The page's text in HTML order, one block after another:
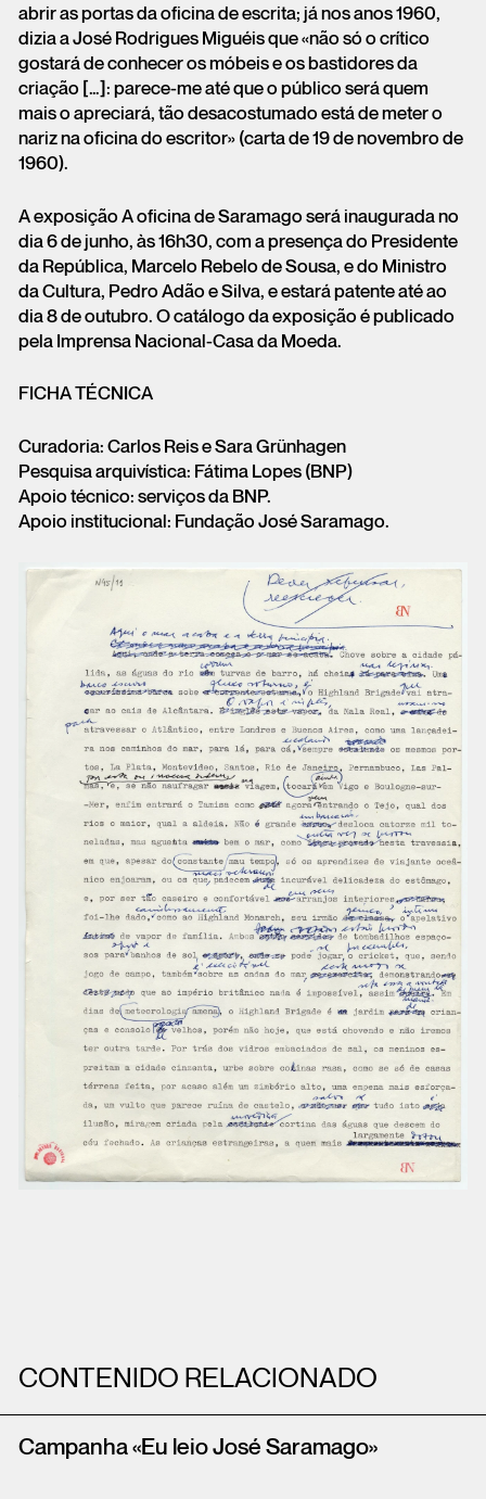
abrir as portas da oficina de escrita; já nos anos 1960,
dizia a José Rodrigues Miguéis que «não só o crítico
gostará de conhecer os móbeis e os bastidores da
criação […]: parece-me até que o público será quem
mais o apreciará, tão desacostumado está de meter o
nariz na oficina do escritor» (carta de 19 de novembro de
1960).
A exposição A oficina de Saramago será inaugurada no
dia 6 de junho, às 16h30, com a presença do Presidente
da República, Marcelo Rebelo de Sousa, e do Ministro
da Cultura, Pedro Adão e Silva, e estará patente até ao
dia 8 de outubro. O catálogo da exposição é publicado
pela Imprensa Nacional-Casa da Moeda.
FICHA TÉCNICA
Curadoria: Carlos Reis e Sara Grünhagen
Pesquisa arquivística: Fátima Lopes (BNP)
Apoio técnico: serviços da BNP.
Apoio institucional: Fundação José Saramago.
CONTENIDO RELACIONADO
Campanha «Eu leio José Saramago»